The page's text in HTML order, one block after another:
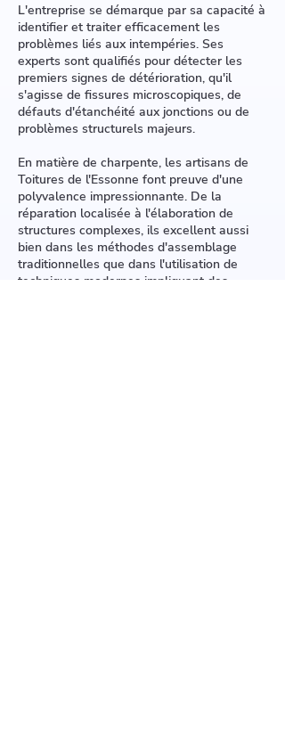
L'entreprise se démarque par sa capacité à
identifier et traiter efficacement les
problèmes liés aux intempéries. Ses
experts sont qualifiés pour détecter les
premiers signes de détérioration, qu'il
s'agisse de fissures microscopiques, de
défauts d'étanchéité aux jonctions ou de
problèmes structurels majeurs.
En matière de charpente, les artisans de
Toitures de l'Essonne font preuve d'une
polyvalence impressionnante. De la
réparation localisée à l'élaboration de
structures complexes, ils excellent aussi
bien dans les méthodes d'assemblage
traditionnelles que dans l'utilisation de
techniques modernes impliquant des